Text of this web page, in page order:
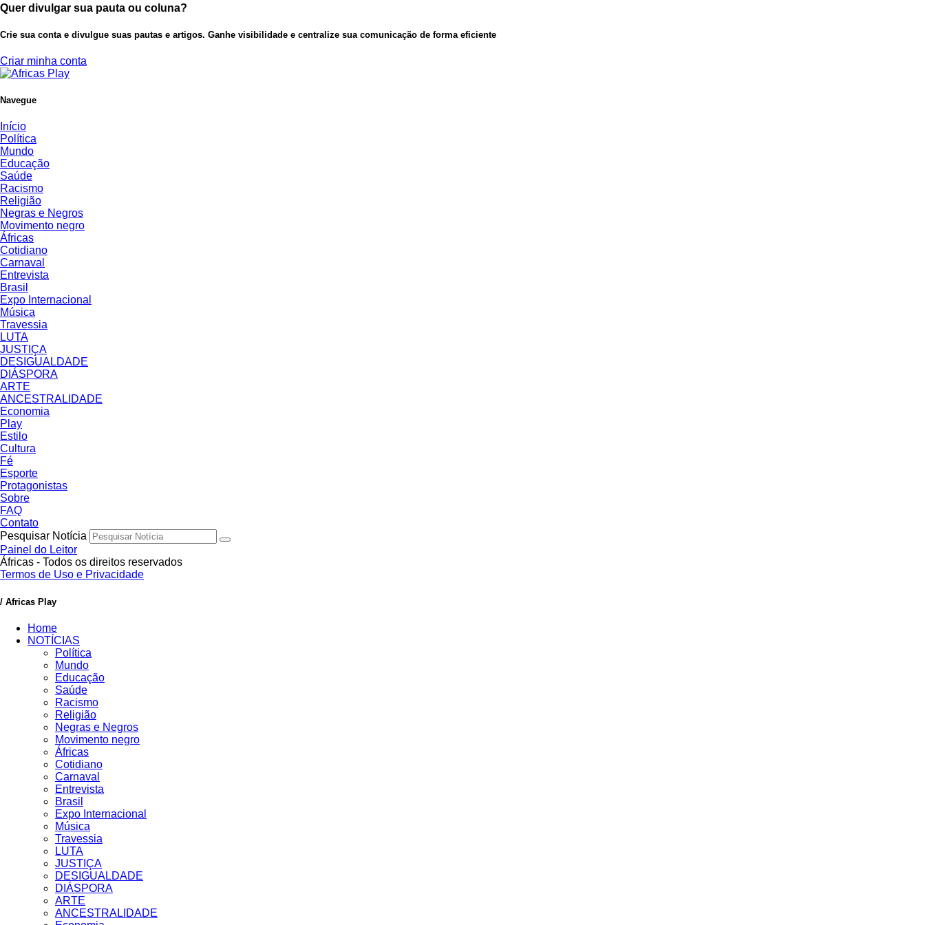
Quer divulgar sua pauta ou coluna?
Crie sua conta e divulgue suas pautas e artigos. Ganhe visibilidade e centralize sua comunicação de forma eficiente
Criar minha conta
Navegue
Início
Política
Mundo
Educação
Saúde
Racismo
Religião
Negras e Negros
Movimento negro
Áfricas
Cotidiano
Carnaval
Entrevista
Brasil
Expo Internacional
Música
Travessia
LUTA
JUSTIÇA
DESIGUALDADE
DIÁSPORA
ARTE
ANCESTRALIDADE
Economia
Play
Estilo
Cultura
Fé
Esporte
Protagonistas
Sobre
FAQ
Contato
Pesquisar Notícia
Painel do Leitor
Áfricas - Todos os direitos reservados
Termos de Uso e Privacidade
/ Africas Play
Home
NOTÍCIAS
Política
Mundo
Educação
Saúde
Racismo
Religião
Negras e Negros
Movimento negro
Áfricas
Cotidiano
Carnaval
Entrevista
Brasil
Expo Internacional
Música
Travessia
LUTA
JUSTIÇA
DESIGUALDADE
DIÁSPORA
ARTE
ANCESTRALIDADE